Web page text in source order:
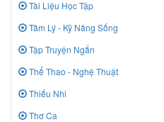
Tài Liệu Học Tập
Tâm Lý - Kỹ Năng Sống
Tập Truyện Ngắn
Thể Thao - Nghệ Thuật
Thiếu Nhi
Thơ Ca